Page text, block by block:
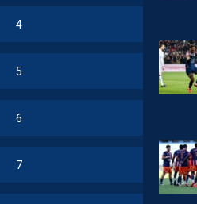
4
5
6
7